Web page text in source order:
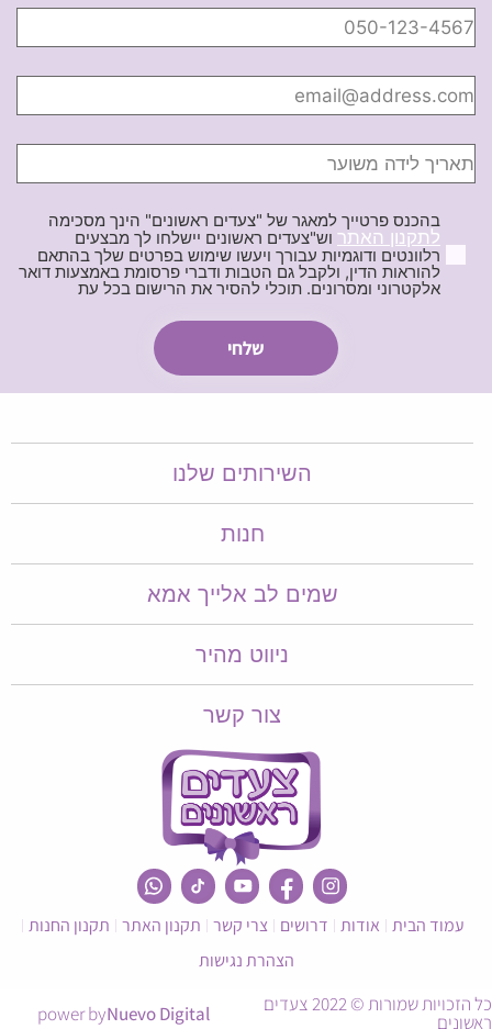
בהכנס פרטייך למאגר של "צעדים ראשונים" הינך מסכימה
לתקנון האתר וש"צעדים ראשונים יישלחו לך מבצעים
רלוונטים ודוגמיות עבורך ויעשו שימוש בפרטים שלך בהתאם
להוראות הדין, ולקבל גם הטבות ודברי פרסומת באמצעות דואר
אלקטרוני ומסרונים. תוכלי להסיר את הרישום בכל עת
השירותים שלנו
חנות
שמים לב אלייך אמא​​
ניווט מהיר
צור קשר
עמוד הבית אודות דרושים צרי קשר תקנון האתר תקנון החנות
הצהרת נגישות
כל הזכויות שמורות © 2022 צעדים
ראשונים power byNuevo Digital